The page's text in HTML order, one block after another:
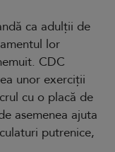
ca adulții de
lor
CDC
unor exerciții
cu o placă de
asemenea ajuta
putrenice,